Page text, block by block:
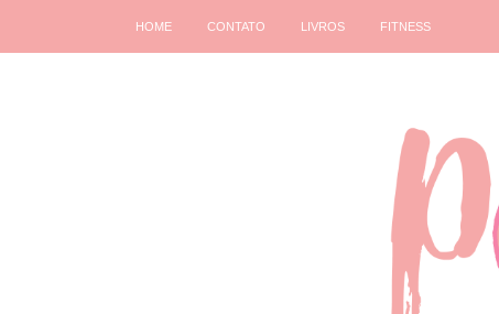
HOME CONTATO LIVROS FITNESS